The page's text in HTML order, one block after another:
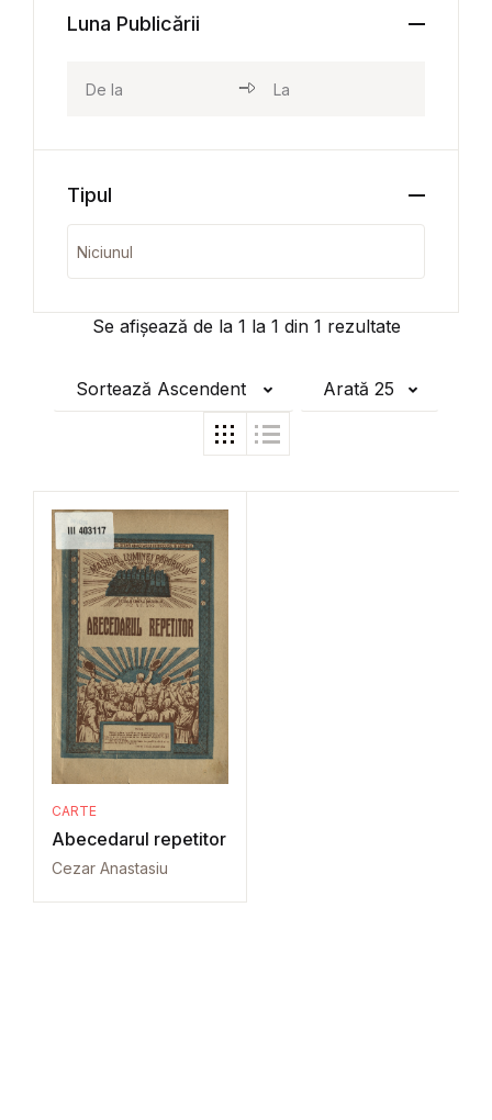
Se afișează de la 1 la 1 din 1 rezultate
Sortează Ascendent Arată 25
CARTE
Abecedarul repetitor
Cezar Anastasiu
Luna Publicării
Tipul